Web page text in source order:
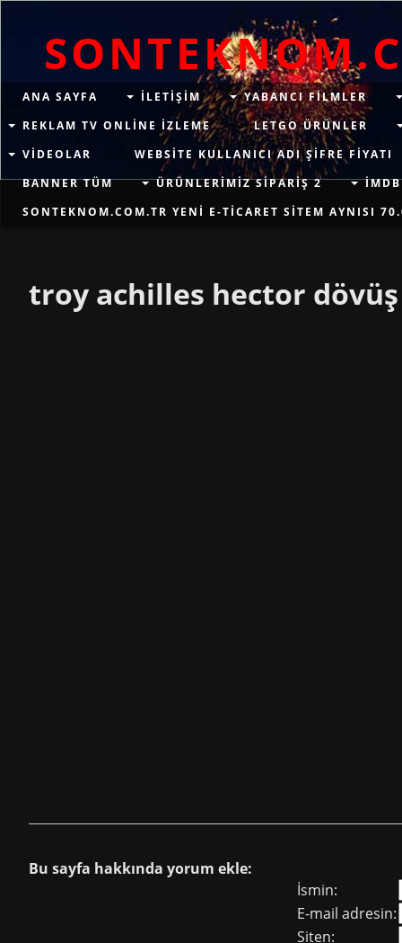
ANA SAYFA ILETIŞIM
YABANCI FILMLER
REKLAM TV ONLINE IZLEME
LETGO ÜRÜNLER
VIDEOLAR
WEBSITE KULLANICI ADI ŞIFRE FIYATI
BANNER TÜM
ÜRÜNLERIMIZ SIPARIŞ 2
SONTEKNOM.COM.TR YENI E-TICARET SITEM AYNISI
troy achilles hector dövüş
Bu sayfa hakkında yorum ekle:
İsmin:
E-mail adresin:
Siten: